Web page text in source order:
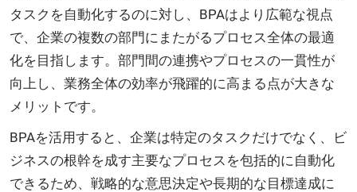
タスクを自動化するのに対し、BPAはより広範な視点
で、企業の複数の部門にまたがるプロセス全体の最適
化を目指します。部門間の連携やプロセスの一貫性が
向上し、業務全体の効率が飛躍的に高まる点が大きな
メリットです。
BPAを活用すると、企業は特定のタスクだけでなく、ビ
ジネスの根幹を成す主要なプロセスを包括的に自動化
できるため、戦略的な意思決定や長期的な目標達成に